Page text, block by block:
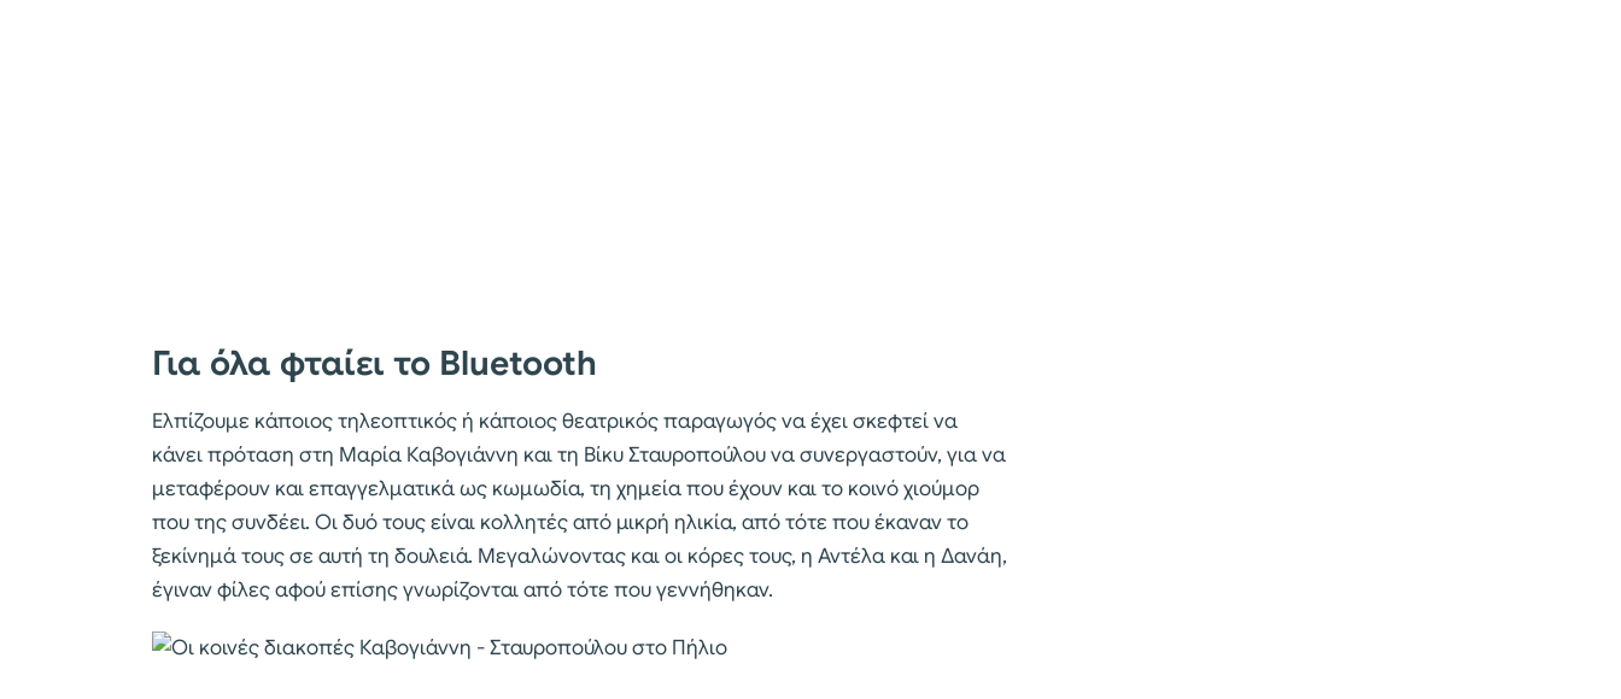
Για όλα φταίει το Bluetooth
Ελπίζουμε κάποιος τηλεοπτικός ή κάποιος θεατρικός παραγωγός να έχει σκεφτεί να
κάνει πρόταση στη Μαρία Καβογιάννη και τη Βίκυ Σταυροπούλου να συνεργαστούν, για να
μεταφέρουν και επαγγελματικά ως κωμωδία, τη χημεία που έχουν και το κοινό χιούμορ
που της συνδέει. Οι δυό τους είναι κολλητές από μικρή ηλικία, από τότε που έκαναν το
ξεκίνημά τους σε αυτή τη δουλειά. Μεγαλώνοντας και οι κόρες τους, η Αντέλα και η Δανάη,
έγιναν φίλες αφού επίσης γνωρίζονται από τότε που γεννήθηκαν.